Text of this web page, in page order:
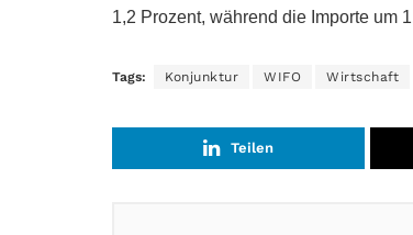
1,2 Prozent, während die Importe um
Tags: Konjunktur WIFO Wirtschaft
Teilen